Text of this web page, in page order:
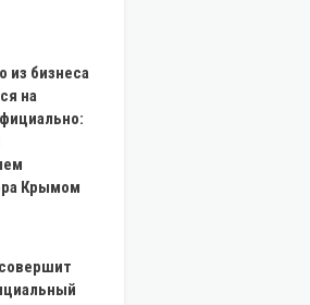
из бизнеса
на
Крымом